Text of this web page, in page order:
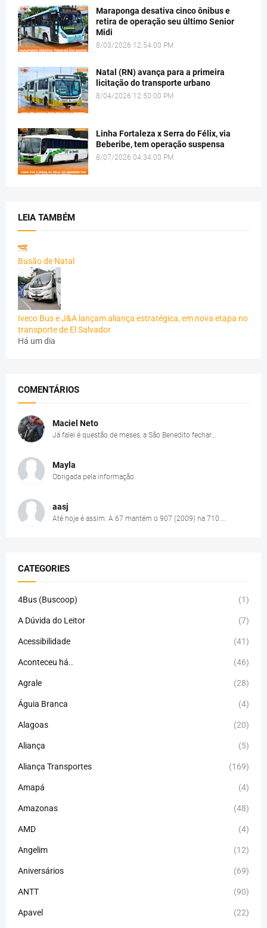
Maraponga desativa cinco ônibus e
retira de operação seu último Senior
Midi
8/03/2026 12:54:00 PM
Natal (RN) avança para a primeira
licitação do transporte urbano
8/04/2026 12:50:00 PM
Linha Fortaleza x Serra do Félix, via
Beberibe, tem operação suspensa
8/07/2026 04:34:00 PM
LEIA TAMBÉM
Busão de Natal
Iveco Bus e J&A lançam aliança estratégica, em nova etapa no
transporte de El Salvador
Há um dia
COMENTÁRIOS
Maciel Neto
Já falei é questão de meses, a São Benedito fechar...
Mayla
Obrigada pela informação.
aasj
Até hoje é assim. A 67 mantém o 907 (2009) na 710....
CATEGORIES
4Bus (Buscoop) (1)
A Dúvida do Leitor (7)
Acessibilidade (41)
Aconteceu há.. (46)
Agrale (28)
Águia Branca (4)
Alagoas (20)
Aliança (5)
Aliança Transportes (169)
Amapá (4)
Amazonas (48)
AMD (4)
Angelim (12)
Aniversários (69)
ANTT (90)
Apavel (22)